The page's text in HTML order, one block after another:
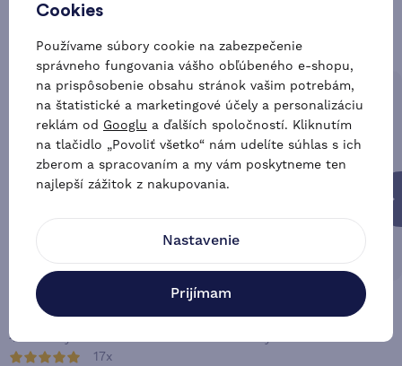
Zaujímavé alternatívy
až -26 % Doprava zadarmo
Zabezpečenie dverí Fiamma
Safe Door
4 varianty
17x
až -5 % Doprava zadarmo
Zabezpečenie dverí Fiamma
Safe Door Magnum
2 varianty
Cookies
Používame súbory cookie na zabezpečenie
správneho fungovania vášho obľúbeného e-shopu,
na prispôsobenie obsahu stránok vašim potrebám,
na štatistické a marketingové účely a personalizáciu
reklám od Googlu a ďalších spoločností. Kliknutím
na tlačidlo „Povoliť všetko“ nám udelíte súhlas s ich
zberom a spracovaním a my vám poskytneme ten
najlepší zážitok z nakupovania.
Nastavenie
Prijímam